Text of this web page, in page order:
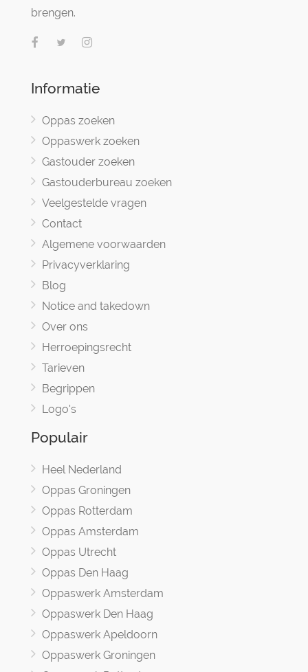
brengen.
Informatie
Oppas zoeken
Oppaswerk zoeken
Gastouder zoeken
Gastouderbureau zoeken
Veelgestelde vragen
Contact
Algemene voorwaarden
Privacyverklaring
Blog
Notice and takedown
Over ons
Herroepingsrecht
Tarieven
Begrippen
Logo's
Populair
Heel Nederland
Oppas Groningen
Oppas Rotterdam
Oppas Amsterdam
Oppas Utrecht
Oppas Den Haag
Oppaswerk Amsterdam
Oppaswerk Den Haag
Oppaswerk Apeldoorn
Oppaswerk Groningen